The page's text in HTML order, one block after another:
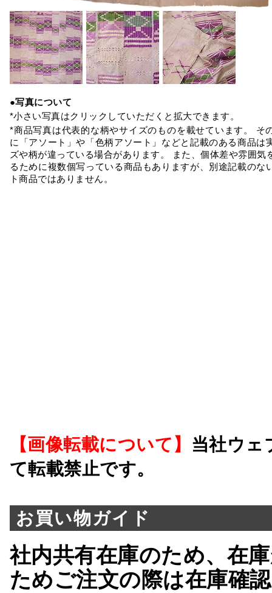
●写真について
*小さい写真はクリックしていただくと拡大できます。
*商品写真は代表的な柄やサイズのものを載せています。 そ
に「アソート」や「色柄アソート」などと記載のある商品は
ズや柄が違っている場合があります。 また、個体差や雰囲気
るために複数個写っている商品もありますが、別途記載のな
ト商品ではありません。
【画像転載について】 当社ウェ
て転載禁止です。
お買い物ガイド
社内共有在庫のため、在
ためご注文の際は在庫確